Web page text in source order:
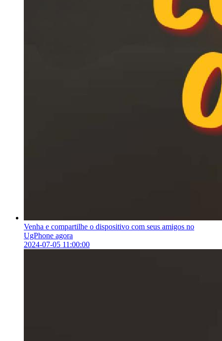
Venha e compartilhe o dispositivo com seus amigos no
UgPhone agora
2024-07-05 11:00:00